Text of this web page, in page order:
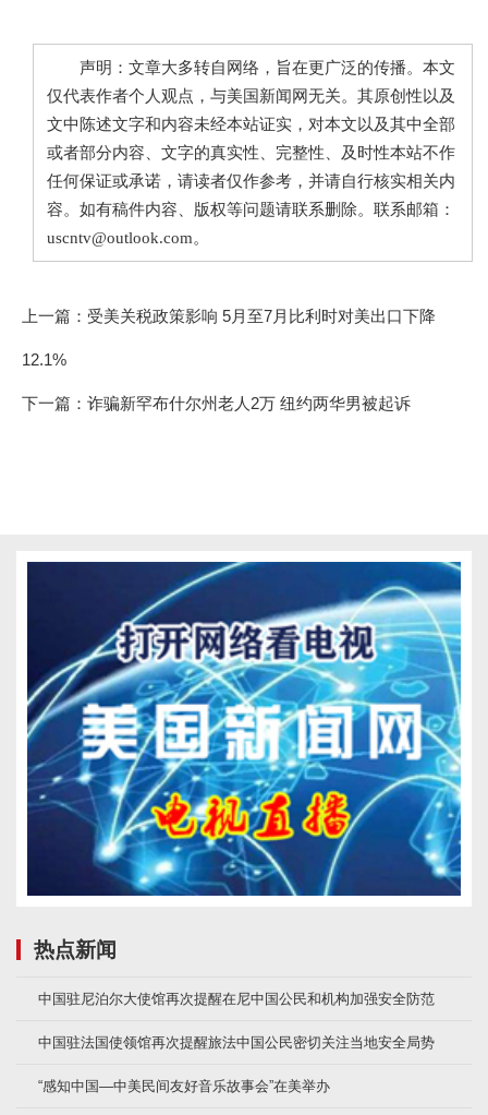
声明：文章大多转自网络，旨在更广泛的传播。本文
仅代表作者个人观点，与美国新闻网无关。其原创性以及
文中陈述文字和内容未经本站证实，对本文以及其中全部
或者部分内容、文字的真实性、完整性、及时性本站不作
任何保证或承诺，请读者仅作参考，并请自行核实相关内
容。如有稿件内容、版权等问题请联系删除。联系邮箱：
uscntv@outlook.com。
上一篇： 受美关税政策影响 5月至7月比利时对美出口下降
12.1%
下一篇： 诈骗新罕布什尔州老人2万 纽约两华男被起诉
热点新闻
中国驻尼泊尔大使馆再次提醒在尼中国公民和机构加强安全防范
中国驻法国使领馆再次提醒旅法中国公民密切关注当地安全局势
“感知中国—中美民间友好音乐故事会”在美举办